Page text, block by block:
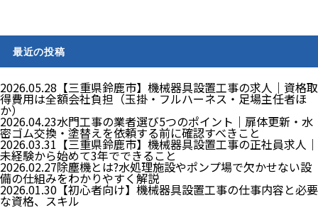
最近の投稿
2026.05.28 【三重県鈴鹿市】機械器具設置工事の求人｜資格取
得費用は全額会社負担（玉掛・フルハーネス・足場主任者ほ
か）
2026.04.23水門工事の業者選び5つのポイント｜扉体更新・水
密ゴム交換・塗替えを依頼する前に確認すべきこと
2026.03.31 【三重県鈴鹿市】機械器具設置工事の正社員求人｜
未経験から始めて3年でできること
2026.02.27除塵機とは?水処理施設やポンプ場で欠かせない設
備の仕組みをわかりやすく解説
2026.01.30 【初心者向け】機械器具設置工事の仕事内容と必要
な資格、スキル